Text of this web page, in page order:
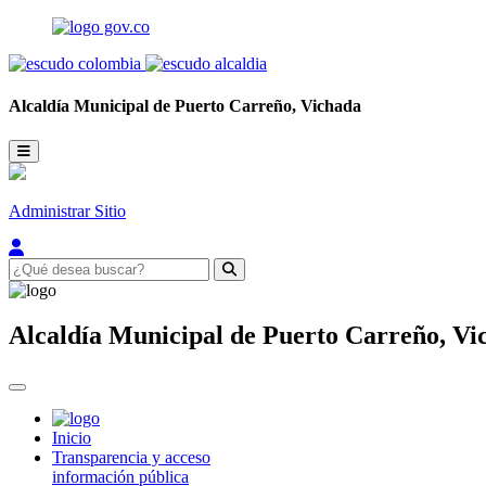
Alcaldía Municipal de Puerto Carreño, Vichada
Administrar Sitio
Alcaldía Municipal de Puerto Carreño,
Inicio
Transparencia y acceso
información pública